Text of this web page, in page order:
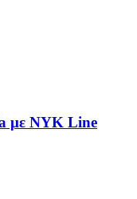
με NYK Line